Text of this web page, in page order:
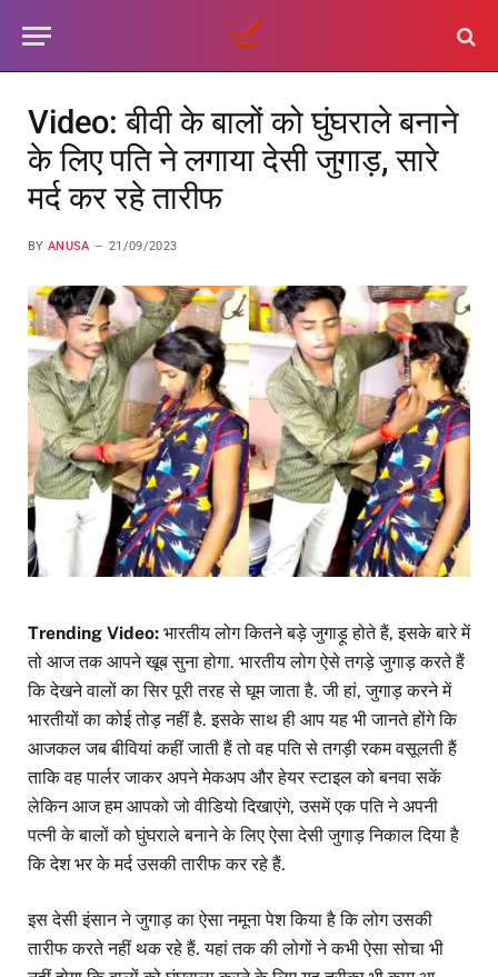
Video: बीवी के बालों को घुंघराले बनाने
के लिए पति ने लगाया देसी जुगाड़, सारे
मर्द कर रहे तारीफ
BY ANUSA 21/09/2023
Trending Video: भारतीय लोग कितने बड़े जुगाड़ू होते हैं, इसके बारे में
तो आज तक आपने खूब सुना होगा. भारतीय लोग ऐसे तगड़े जुगाड़ करते हैं
कि देखने वालों का सिर पूरी तरह से घूम जाता है. जी हां, जुगाड़ करने में
भारतीयों का कोई तोड़ नहीं है. इसके साथ ही आप यह भी जानते होंगे कि
आजकल जब बीवियां कहीं जाती हैं तो वह पति से तगड़ी रकम वसूलती हैं
ताकि वह पार्लर जाकर अपने मेकअप और हेयर स्टाइल को बनवा सकें
लेकिन आज हम आपको जो वीडियो दिखाएंगे, उसमें एक पति ने अपनी
पत्नी के बालों को घुंघराले बनाने के लिए ऐसा देसी जुगाड़ निकाल दिया है
कि देश भर के मर्द उसकी तारीफ कर रहे हैं.
इस देसी इंसान ने जुगाड़ का ऐसा नमूना पेश किया है कि लोग उसकी
तारीफ करते नहीं थक रहे हैं. यहां तक की लोगों ने कभी ऐसा सोचा भी